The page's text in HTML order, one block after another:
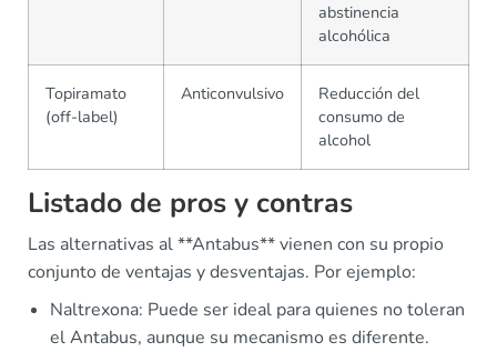
abstinencia
alcohólica
Topiramato
(off-label)
Anticonvulsivo
Reducción del
consumo de
alcohol
Listado de pros y contras
Las alternativas al **Antabus** vienen con su propio
conjunto de ventajas y desventajas. Por ejemplo:
Naltrexona: Puede ser ideal para quienes no toleran
el Antabus, aunque su mecanismo es diferente.